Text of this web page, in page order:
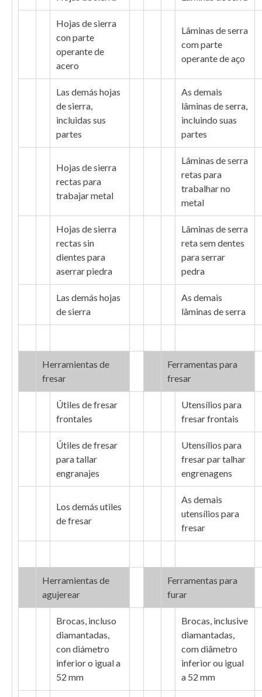
Hojas de sierra
con parte
operante de
acero
Lâminas de serra
com parte
operante de aço
Las demás hojas
de sierra,
incluidas sus
partes
As demais
lâminas de serra,
incluindo suas
partes
Hojas de sierra
rectas para
trabajar metal
Lâminas de serra
retas para
trabalhar no
metal
Hojas de sierra
rectas sin
dientes para
aserrar piedra
Lâminas de serra
reta sem dentes
para serrar
pedra
Las demás hojas
de sierra
As demais
lâminas de serra
Herramientas de
fresar
Ferramentas para
fresar
Útiles de fresar
frontales
Utensílios para
fresar frontais
Útiles de fresar
para tallar
engranajes
Utensílios para
fresar par talhar
engrenagens
Los demás utiles
de fresar
As demais
utensílios para
fresar
Herramientas de
agujerear
Ferramentas para
furar
Brocas, incluso
diamantadas,
con diámetro
inferior o igual a
52 mm
Brocas, inclusive
diamantadas,
com diâmetro
inferior ou igual
a 52 mm